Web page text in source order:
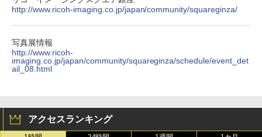
http://www.ricoh-imaging.co.jp/japan/community/squareginza/
写真展情報
http://www.ricoh-
imaging.co.jp/japan/community/squareginza/schedule/event_det
ail_08.html
アクセスランキング